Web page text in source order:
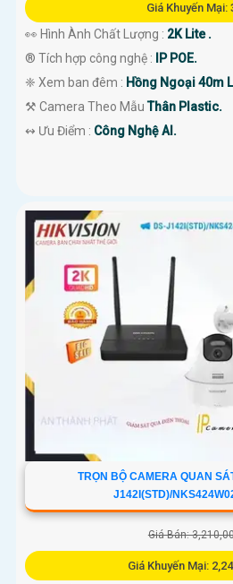
Giá Khuyến Mại:
👀 Hình Ành Chất Lượng : 2K Lite .
®️ Tích hợp công nghệ :
IP POE.
❈ Xem ban đêm : Hồng Ngoại 40m
⚒ Camera Theo MẫuThân Plastic.
️↭ Ưu Điểm : Công Nghệ AI.
TRỌN BỘ CAMERA QUAN
J142I(STD)/
Giá Bán:
Giá Khuyến Mại: